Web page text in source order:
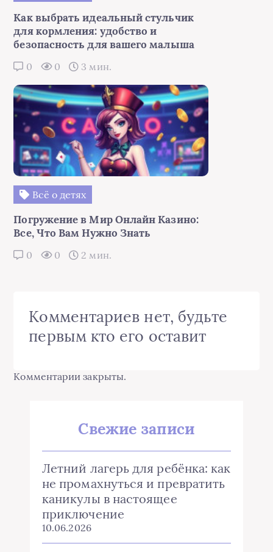
Как выбрать идеальный стульчик
для кормления: удобство и
безопасность для вашего малыша
0 0 3 мин.
Всё о детях
Погружение в Мир Онлайн Казино:
Все, Что Вам Нужно Знать
0 0 2 мин.
Комментариев нет, будьте
первым кто его оставит
Комментарии закрыты.
Свежие записи
Летний лагерь для ребёнка: как
не промахнуться и превратить
каникулы в настоящее
приключение
10.06.2026